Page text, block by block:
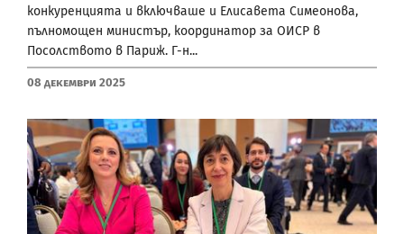
конкуренцията и включваше и Елисавета Симеонова,
пълномощен министър, координатор за ОИСР в
Посолството в Париж. Г-н...
08 Декември 2025